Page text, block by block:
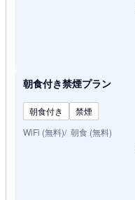
朝食付き禁煙プラン
朝食付き
禁煙
WiFi (無料) 朝食 (無料)